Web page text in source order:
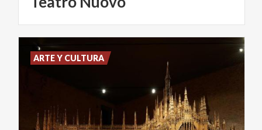
ARTE Y CULTURA